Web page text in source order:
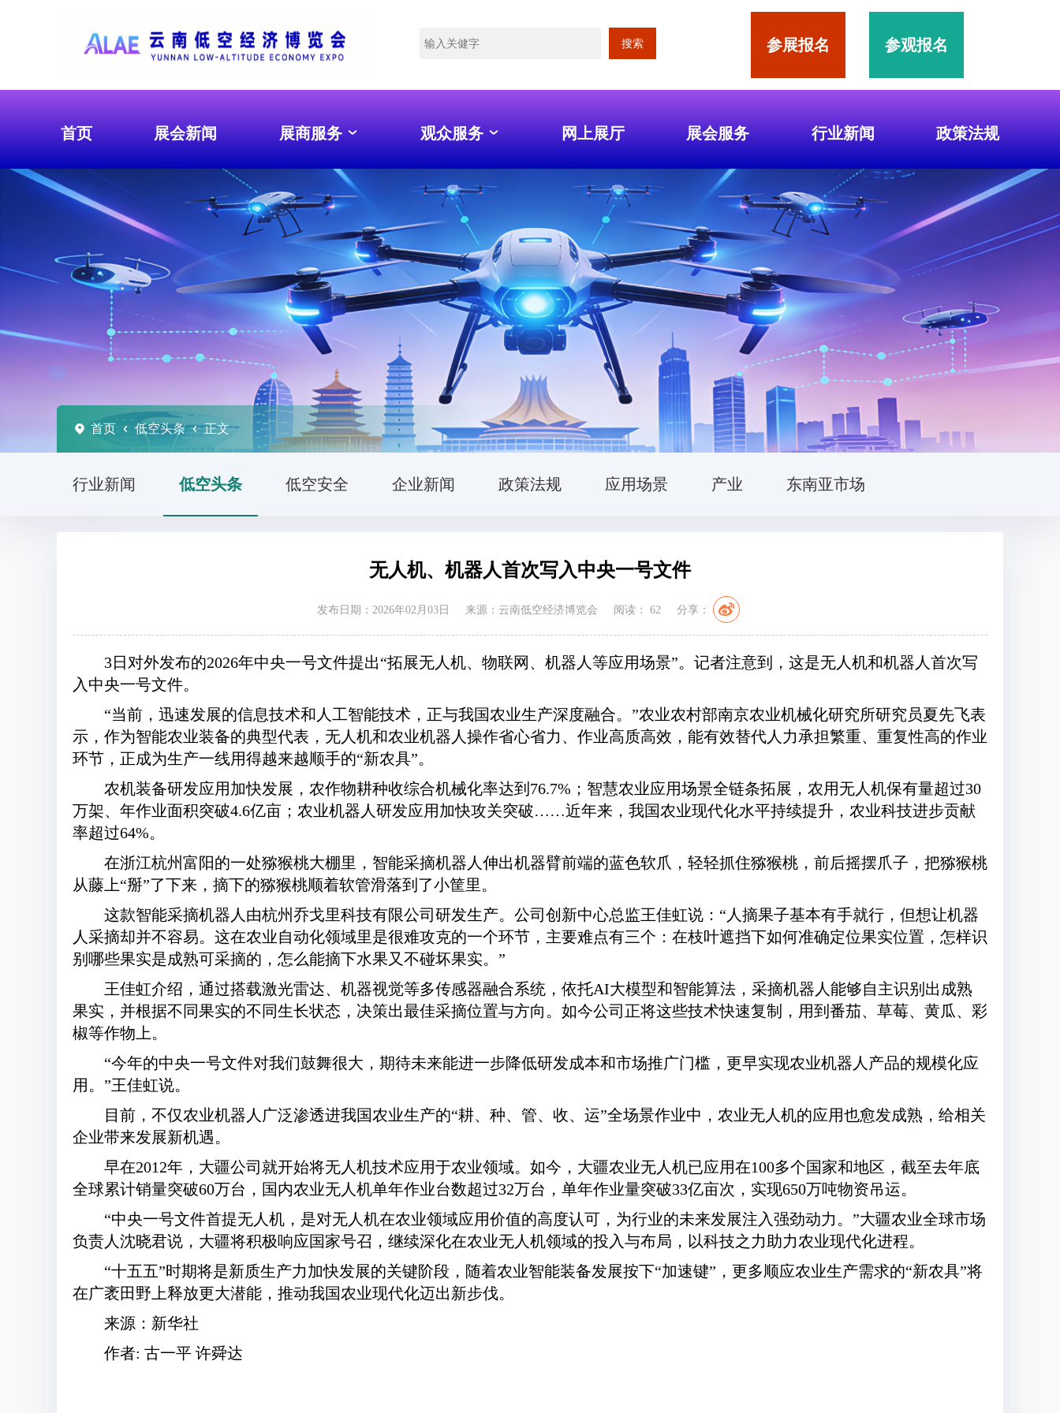
搜索 参展报名 参观报名
首页 展会新闻 展商服务 观众服务 网上展厅 展会服务 行业新闻 政策法规
行业新闻 低空头条 低空安全 企业新闻 政策法规 应用场景 产业 东南亚市场
首页 低空头条 正文
无人机、机器人首次写入中央一号文件
发布日期：2026年02月03日 来源：云南低空经济博览会 阅读： 62 分享：
3日对外发布的2026年中央一号文件提出“拓展无人机、物联网、机器人等应用场景”。记者注意到，这是无人机和机器人首次写
入中央一号文件。
“当前，迅速发展的信息技术和人工智能技术，正与我国农业生产深度融合。”农业农村部南京农业机械化研究所研究员夏先飞表
示，作为智能农业装备的典型代表，无人机和农业机器人操作省心省力、作业高质高效，能有效替代人力承担繁重、重复性高的作业
环节，正成为生产一线用得越来越顺手的“新农具”。
农机装备研发应用加快发展，农作物耕种收综合机械化率达到76.7%；智慧农业应用场景全链条拓展，农用无人机保有量超过30
万架、年作业面积突破4.6亿亩；农业机器人研发应用加快攻关突破……近年来，我国农业现代化水平持续提升，农业科技进步贡献
率超过64%。
在浙江杭州富阳的一处猕猴桃大棚里，智能采摘机器人伸出机器臂前端的蓝色软爪，轻轻抓住猕猴桃，前后摇摆爪子，把猕猴桃
从藤上“掰”了下来，摘下的猕猴桃顺着软管滑落到了小筐里。
这款智能采摘机器人由杭州乔戈里科技有限公司研发生产。公司创新中心总监王佳虹说：“人摘果子基本有手就行，但想让机器
人采摘却并不容易。这在农业自动化领域里是很难攻克的一个环节，主要难点有三个：在枝叶遮挡下如何准确定位果实位置，怎样识
别哪些果实是成熟可采摘的，怎么能摘下水果又不碰坏果实。”
王佳虹介绍，通过搭载激光雷达、机器视觉等多传感器融合系统，依托AI大模型和智能算法，采摘机器人能够自主识别出成熟
果实，并根据不同果实的不同生长状态，决策出最佳采摘位置与方向。如今公司正将这些技术快速复制，用到番茄、草莓、黄瓜、彩
椒等作物上。
“今年的中央一号文件对我们鼓舞很大，期待未来能进一步降低研发成本和市场推广门槛，更早实现农业机器人产品的规模化应
用。”王佳虹说。
目前，不仅农业机器人广泛渗透进我国农业生产的“耕、种、管、收、运”全场景作业中，农业无人机的应用也愈发成熟，给相关
企业带来发展新机遇。
早在2012年，大疆公司就开始将无人机技术应用于农业领域。如今，大疆农业无人机已应用在100多个国家和地区，截至去年底
全球累计销量突破60万台，国内农业无人机单年作业台数超过32万台，单年作业量突破33亿亩次，实现650万吨物资吊运。
“中央一号文件首提无人机，是对无人机在农业领域应用价值的高度认可，为行业的未来发展注入强劲动力。”大疆农业全球市场
负责人沈晓君说，大疆将积极响应国家号召，继续深化在农业无人机领域的投入与布局，以科技之力助力农业现代化进程。
“十五五”时期将是新质生产力加快发展的关键阶段，随着农业智能装备发展按下“加速键”，更多顺应农业生产需求的“新农具”将
在广袤田野上释放更大潜能，推动我国农业现代化迈出新步伐。
来源：新华社
作者: 古一平 许舜达